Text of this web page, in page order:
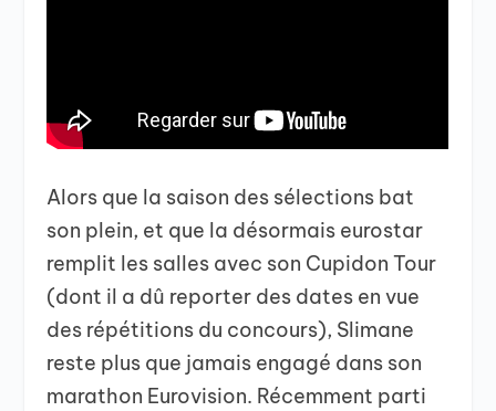
Alors que la saison des sélections bat
son plein, et que la désormais eurostar
remplit les salles avec son Cupidon Tour
(dont il a dû reporter des dates en vue
des répétitions du concours), Slimane
reste plus que jamais engagé dans son
marathon Eurovision. Récemment parti